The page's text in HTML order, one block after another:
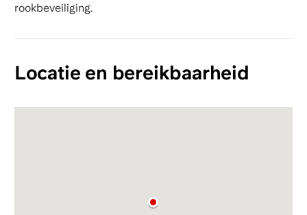
rookbeveiliging.
Locatie en bereikbaarheid